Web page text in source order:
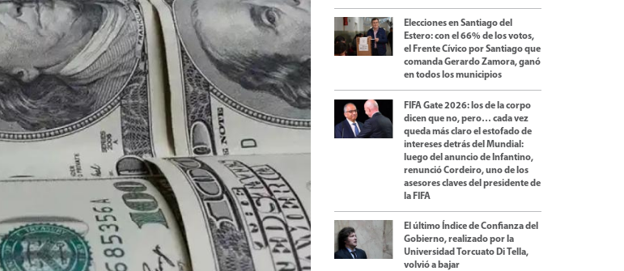
Elecciones en Santiago del
Estero: con el 66% de los votos,
el Frente Cívico por Santiago que
comanda Gerardo Zamora, ganó
en todos los municipios
FIFA Gate 2026: los de la corpo
dicen que no, pero… cada vez
queda más claro el estofado de
intereses detrás del Mundial:
luego del anuncio de Infantino,
renunció Cordeiro, uno de los
asesores claves del presidente de
la FIFA
El último Índice de Confianza del
Gobierno, realizado por la
Universidad Torcuato Di Tella,
volvió a bajar